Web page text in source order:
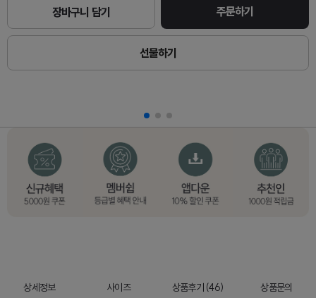
장바구니 담기 주문하기
선물하기
상세정보 사이즈 상품후기 (46) 상품문의